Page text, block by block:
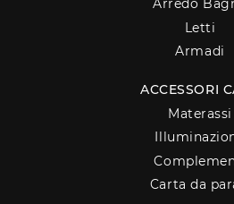
Arredo
Letti
Armadi
ACCESSORI
Materassi
Carta da